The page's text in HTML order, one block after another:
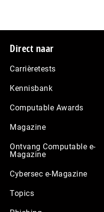
Footer
Direct naar
Carrièretests
Kennisbank
Computable Awards
Magazine
Ontvang Computable e-
Magazine
Cybersec e-Magazine
Topics